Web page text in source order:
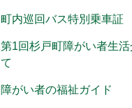
町内巡回バス特別乗車証
第1回杉戸町障がい者生
て
障がい者の福祉ガイド